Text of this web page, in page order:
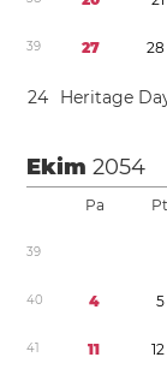
39 27 28
24 Heritage
Ekim2054
Pa Pt
39
40 4 5
41 11 12